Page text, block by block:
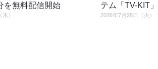
を無料配信開始
）
テム「TV-KIT
2026年7月28日（火）